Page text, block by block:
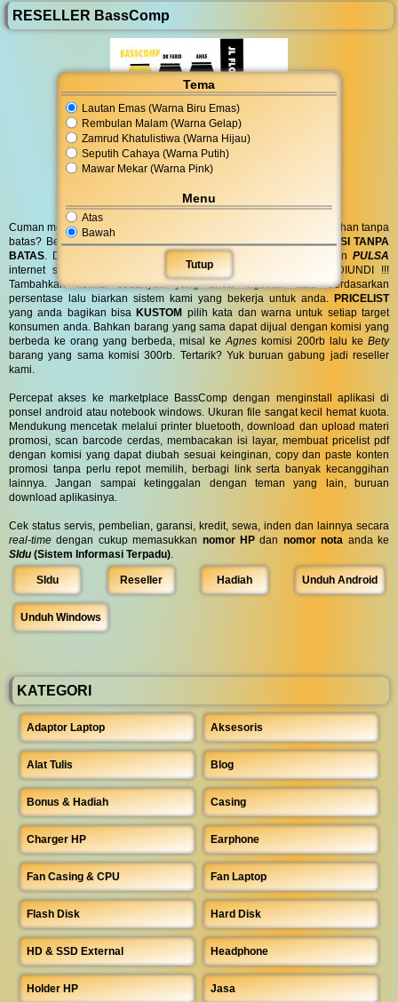
Tema
Lautan Emas (Warna Biru Emas)
Rembulan Malam (Warna Gelap)
Zamrud Khatulistiwa (Warna Hijau)
Seputih Cahaya (Warna Putih)
Mawar Mekar (Warna Pink)
Menu
Atas
Bawah
Tutup
RESELLER BassComp
Cuman modal posting di media sosial bisa dapat penghasilan tambahan tanpa
batas? Bergabung menjadiRESELLERkami serta dapatkanKOMISI TANPA
BATAS . Dapatkan BINGKISAN PARCELdi hari spesial anda danPULSA
internet serta
untuk anda ! GRATIS !! TANPA DIUNDI !!!
Tambahkan komisi sebanyak yang anda inginkan atau berdasarkan
persentase lalu biarkan sistem kami yang bekerja untuk anda. PRICELIST
yang anda bagikan bisaKUSTOM pilih kata dan warna untuk setiap target
konsumen anda. Bahkan barang yang sama dapat dijual dengan komisi yang
berbeda ke orang yang berbeda, misal ke Agnes komisi 200rb lalu ke Bety
barang yang sama komisi 300rb. Tertarik? Yuk buruan gabung jadi reseller
kami.
Percepat akses ke marketplace BassComp dengan menginstall aplikasi di
ponsel android atau notebook windows. Ukuran file sangat kecil hemat kuota.
Mendukung mencetak melalui printer bluetooth, download dan upload materi
promosi, scan barcode cerdas, membacakan isi layar, membuat pricelist pdf
dengan komisi yang dapat diubah sesuai keinginan, copy dan paste konten
promosi tanpa perlu repot memilih, berbagi link serta banyak kecanggihan
lainnya. Jangan sampai ketinggalan dengan teman yang lain, buruan
download aplikasinya.
Cek status servis, pembelian, garansi, kredit, sewa, inden dan lainnya secara
real-time dengan cukup memasukkan nomor HP dan nomor nota anda ke
SIdu (Sistem Informasi Terpadu)
SIdu Reseller Hadiah Unduh Android
Unduh Windows
KATEGORI
Adaptor Laptop Aksesoris
Alat Tulis Blog
Bonus & Hadiah Casing
Charger HP Earphone
Fan Casing & CPU Fan Laptop
Flash Disk Hard Disk
HD & SSD External Headphone
Holder HP Jasa